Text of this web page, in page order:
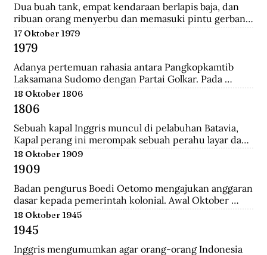
Dua buah tank, empat kendaraan berlapis baja, dan
ribuan orang menyerbu dan memasuki pintu gerbang
Istana Merdeka, kediaman Presiden Sukarno. Mereka
berkerumun dan menggelar spanduk yang
bertuliskan "Bubarkan Parlemen"!.
17 Oktober 1979
1979
Adanya pertemuan rahasia antara Pangkopkamtib
Laksamana Sudomo dengan Partai Golkar. Pada
pertemuan ini mengecam gagasan ABRI mesti
berpihak pada penguasa jelang Pemilu 1982.
18 Oktober 1806
1806
Sebuah kapal Inggris muncul di pelabuhan Batavia,
Kapal perang ini merompak sebuah perahu layar dan
perahu fregat. Setelah kejatuhan Tanjung Harapan,
Inggris berupaya untuk memblokade Pulau Jawa ,
yang merupakan langkah awal sebelum
merealisasikan rencana besarnya , yakni menguasai
Pulau Jawa.
18 Oktober 1909
1909
Badan pengurus Boedi Oetomo mengajukan anggaran
dasar kepada pemerintah kolonial. Awal Oktober
1909, Boedi Oetomo menyelenggrakan konggres
untuk menentukan arah perjuangan organisasi.
Konggres itu berjalan alot, kaum tua seperti Wahidin
Sudirohusodo dan Radjiman Wedyodiningrat
18 Oktober 1945
1945
Inggris mengumumkan agar orang-orang Indonesia